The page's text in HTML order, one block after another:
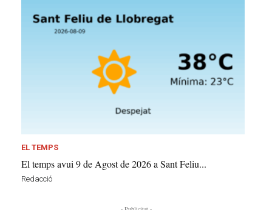
EL TEMPS
El temps avui 9 de Agost de 2026 a Sant Feliu...
Redacció